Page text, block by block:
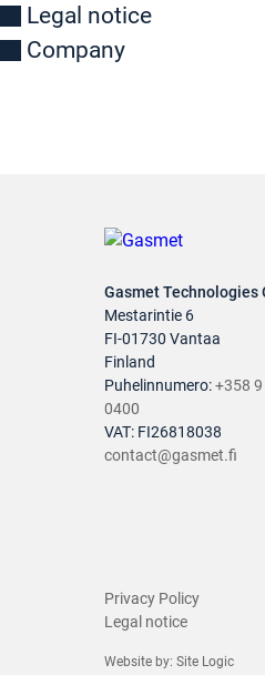
Legal notice
Company
Gasmet Technologies
Mestarintie 6
FI-01730 Vantaa
Finland
Puhelinnumero:+358
0400
VAT: FI26818038
contact@gasmet.fi
Privacy Policy
Legal notice
Website by: Site Logic